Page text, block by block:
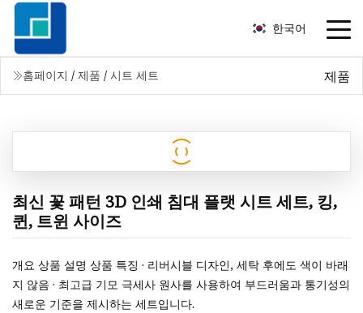
한국어
홈페이지 / 제품 / 시트 세트 제품
최신 꽃 패턴 3D 인쇄 침대 플랫 시트 세트, 킹,
퀸, 트윈 사이즈
개요 상품 설명 상품 특징 · 리버시블 디자인, 세탁 후에도 색이 바래
지 않음 · 최고급 기모 극세사 원사를 사용하여 부드러움과 통기성의
새로운 기준을 제시하는 세트입니다.